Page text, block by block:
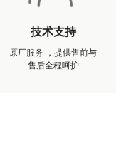
技术支持
原厂服务 ，提供售前与
售后全程呵护